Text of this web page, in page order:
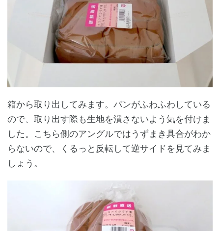
箱から取り出してみます。パンがふわふわしている
ので、取り出す際も生地を潰さないよう気を付けま
した。こちら側のアングルではうずまき具合がわか
らないので、くるっと反転して逆サイドを見てみま
しょう。